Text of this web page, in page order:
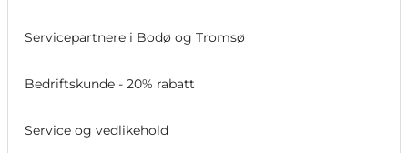
Servicepartnere i Bodø og Tromsø
Bedriftskunde - 20% rabatt
Service og vedlikehold